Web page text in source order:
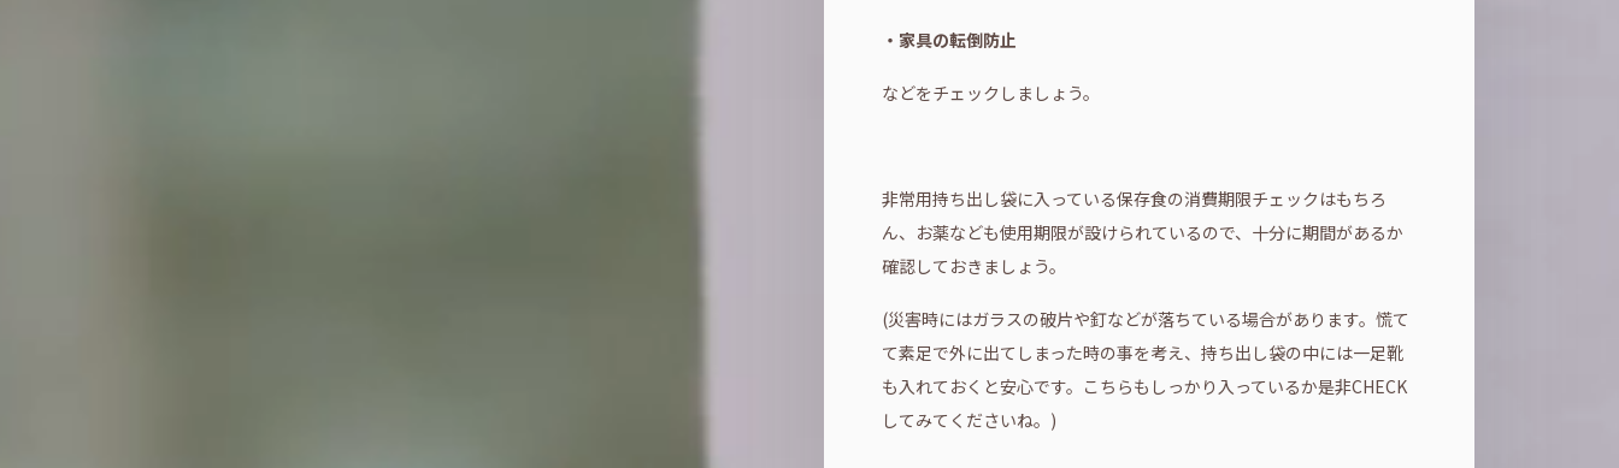
・家具の転倒防止
などをチェックしましょう。
非常用持ち出し袋に入っている保存食の消費期限チェックはもちろ
ん、お薬なども使用期限が設けられているので、十分に期間があるか
確認しておきましょう。
(災害時にはガラスの破片や釘などが落ちている場合があります。慌て
て素足で外に出てしまった時の事を考え、持ち出し袋の中には一足靴
も入れておくと安心です。こちらもしっかり入っているか是非CHECK
してみてくださいね。)